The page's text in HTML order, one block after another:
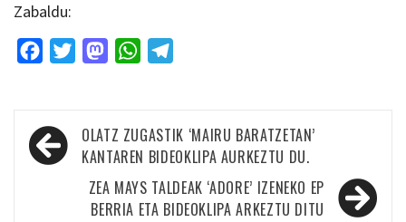
Zabaldu:
FacebookTwitterMastodonWhatsApp
Bidalketetan
zehar
nabigatu
OLATZ ZUGASTIK ‘MAIRU BARATZETAN’
KANTAREN BIDEOKLIPA AURKEZTU DU.
ZEA MAYS TALDEAK ‘ADORE’ IZENEKO EP
BERRIA ETA BIDEOKLIPA ARKEZTU DITU